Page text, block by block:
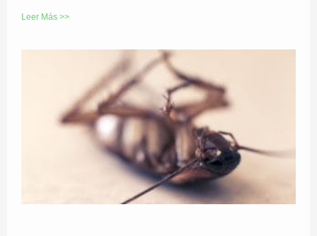
Leer Más >>